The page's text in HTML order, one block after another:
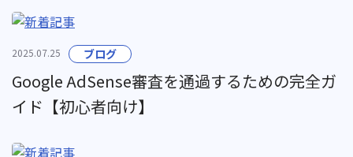
2025.07.25 ブログ
Google AdSense審査を通過するための完全ガ
イド【初心者向け】